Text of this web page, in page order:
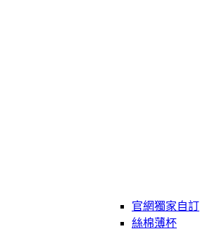
官網獨家自訂
絲棉薄杯